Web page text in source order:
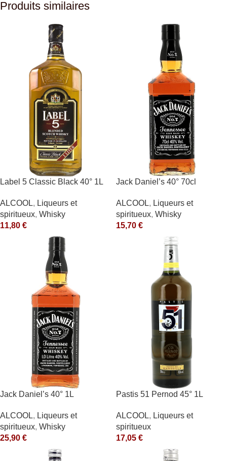
Produits similaires
Label 5 Classic Black 40° 1L
ALCOOL, Liqueurs et
spiritueux, Whisky
11,80 €
Jack Daniel’s 40° 70cl
ALCOOL, Liqueurs et
spiritueux, Whisky
15,70 €
Jack Daniel’s 40° 1L
ALCOOL, Liqueurs et
spiritueux, Whisky
25,90 €
Pastis 51 Pernod 45° 1L
ALCOOL, Liqueurs et
spiritueux
17,05 €